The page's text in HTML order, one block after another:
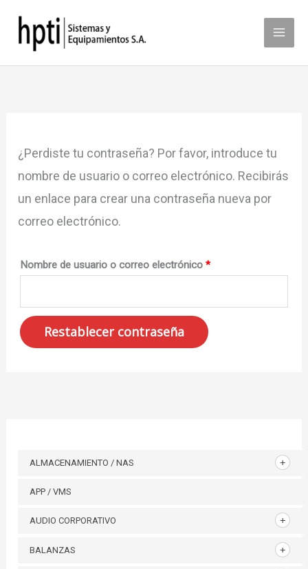
contenido
ALMACENAMIENTO / NAS
APP / VMS
AUDIO CORPORATIVO
BALANZAS
¿Perdiste tu contraseña? Por favor, introduce tu
nombre de usuario o correo electrónico. Recibirás
un enlace para crear una contraseña nueva por
correo electrónico.
Nombre de usuario o correo electrónico*Obligatorio
Restablecer contraseña